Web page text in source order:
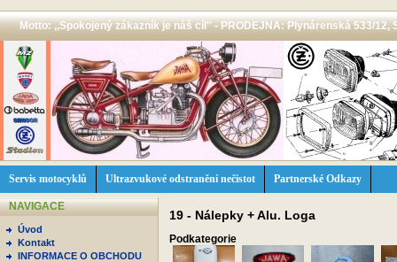
Motto: ,,Spokojený zákazník je náš cíl'' - PRODEJNA: Plynárenská 533/12,
Servis motocyklů Ultrazvukové odstranění nečistot Partnerské Odkazy
NAVIGACE
Úvod
Kontakt
INFORMACE O OBCHODU
19 - Nálepky + Alu. Loga
Podkategorie